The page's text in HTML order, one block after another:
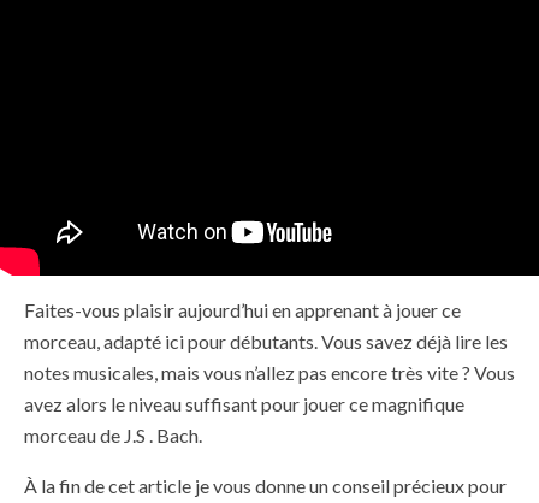
Faites-vous plaisir aujourd’hui en apprenant à jouer ce
morceau, adapté ici pour débutants. Vous savez déjà lire les
notes musicales, mais vous n’allez pas encore très vite ? Vous
avez alors le niveau suffisant pour jouer ce magnifique
morceau de J.S . Bach.
À la fin de cet article je vous donne un conseil précieux pour